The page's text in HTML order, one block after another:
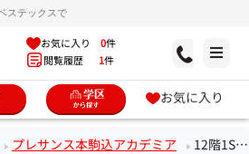
ステックスで
お気に入り 0件
閲覧履歴 1件
お気に入り
プレサンス本駒込アカデミア 12階1SDKのお部屋